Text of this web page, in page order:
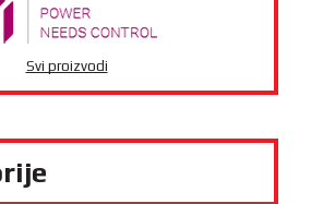
Svi proizvodi